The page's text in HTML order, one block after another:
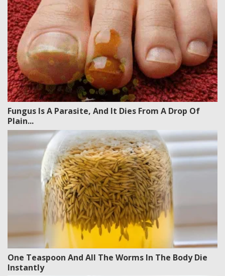
Fungus Is A Parasite, And It Dies From A Drop Of
Plain...
One Teaspoon And All The Worms In The Body Die
Instantly